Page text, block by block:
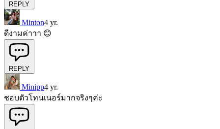
REPLY
Minton4 yr.
ดีงามค่าาา 😊
REPLY
Minipp4 yr.
ชอบตัวโทนเนอร์มากจริงๆค่ะ